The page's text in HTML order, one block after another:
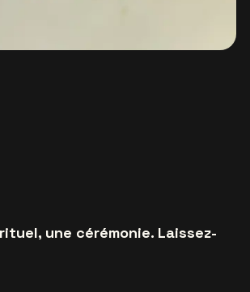
une cérémonie. Laissez-